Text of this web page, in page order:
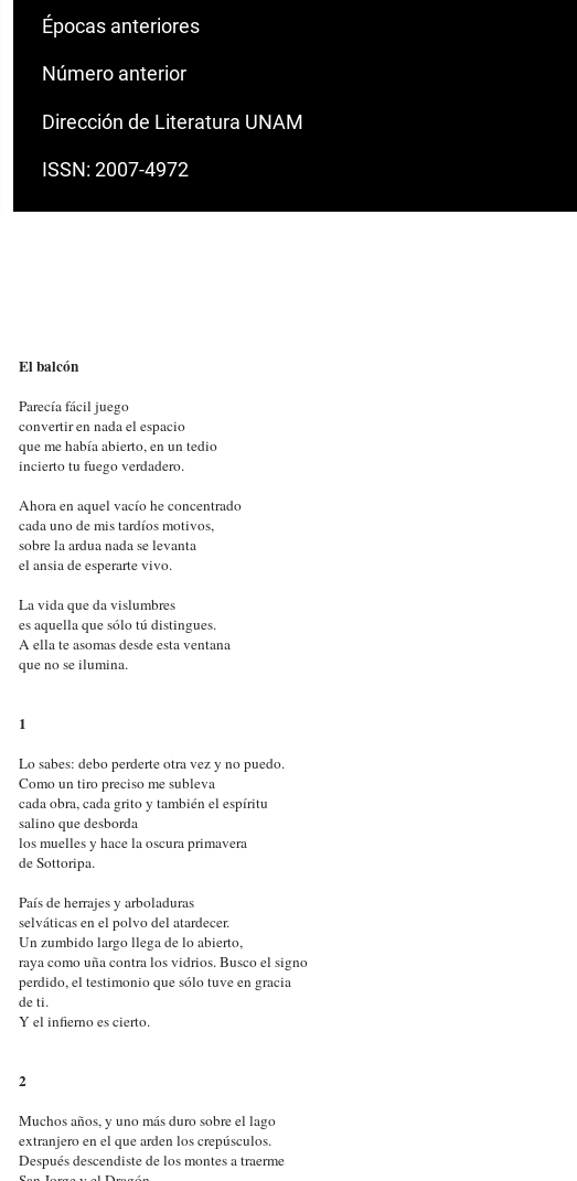
Épocas anteriores
Número anterior
Dirección de Literatura UNAM
ISSN: 2007-4972
El balcón
Parecía fácil juego
convertir en nada el espacio
que me había abierto, en un tedio
incierto tu fuego verdadero.
Ahora en aquel vacío he concentrado
cada uno de mis tardíos motivos,
sobre la ardua nada se levanta
el ansia de esperarte vivo.
La vida que da vislumbres
es aquella que sólo tú distingues.
A ella te asomas desde esta ventana
que no se ilumina.
1
Lo sabes: debo perderte otra vez y no puedo.
Como un tiro preciso me subleva
cada obra, cada grito y también el espíritu
salino que desborda
los muelles y hace la oscura primavera
de Sottoripa.
País de herrajes y arboladuras
selváticas en el polvo del atardecer.
Un zumbido largo llega de lo abierto,
raya como uña contra los vidrios. Busco el signo
perdido, el testimonio que sólo tuve en gracia
de ti.
Y el infierno es cierto.
2
Muchos años, y uno más duro sobre el lago
extranjero en el que arden los crepúsculos.
Después descendiste de los montes a traerme